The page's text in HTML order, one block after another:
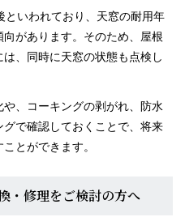
といわれており、天窓の耐用年
があります。そのため、屋根
、同時に天窓の状態も点検し
、コーキングの剥がれ、防水
で確認しておくことで、将来
とができます。
・修理をご検討の方へ